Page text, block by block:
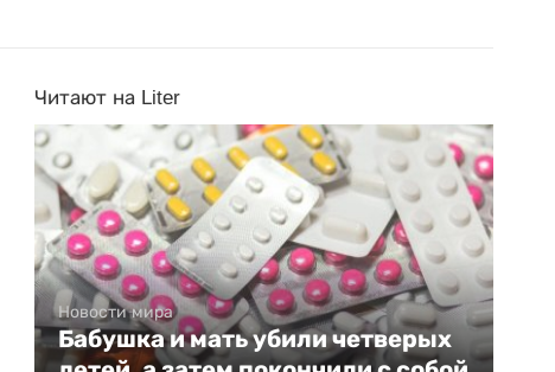
Читают на Liter
Новости мира
Бабушка и мать убили четверых